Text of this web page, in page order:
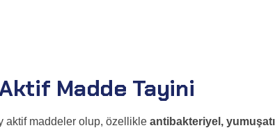
Madde Tayini
aktif maddeler olup, özellikle antibakteriyel,